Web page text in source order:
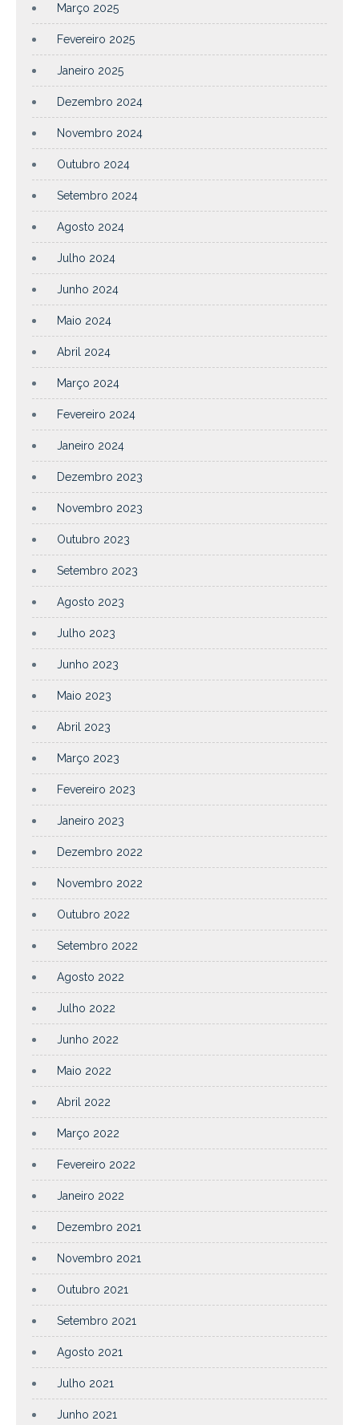
Março 2025
Fevereiro 2025
Janeiro 2025
Dezembro 2024
Novembro 2024
Outubro 2024
Setembro 2024
Agosto 2024
Julho 2024
Junho 2024
Maio 2024
Abril 2024
Março 2024
Fevereiro 2024
Janeiro 2024
Dezembro 2023
Novembro 2023
Outubro 2023
Setembro 2023
Agosto 2023
Julho 2023
Junho 2023
Maio 2023
Abril 2023
Março 2023
Fevereiro 2023
Janeiro 2023
Dezembro 2022
Novembro 2022
Outubro 2022
Setembro 2022
Agosto 2022
Julho 2022
Junho 2022
Maio 2022
Abril 2022
Março 2022
Fevereiro 2022
Janeiro 2022
Dezembro 2021
Novembro 2021
Outubro 2021
Setembro 2021
Agosto 2021
Julho 2021
Junho 2021